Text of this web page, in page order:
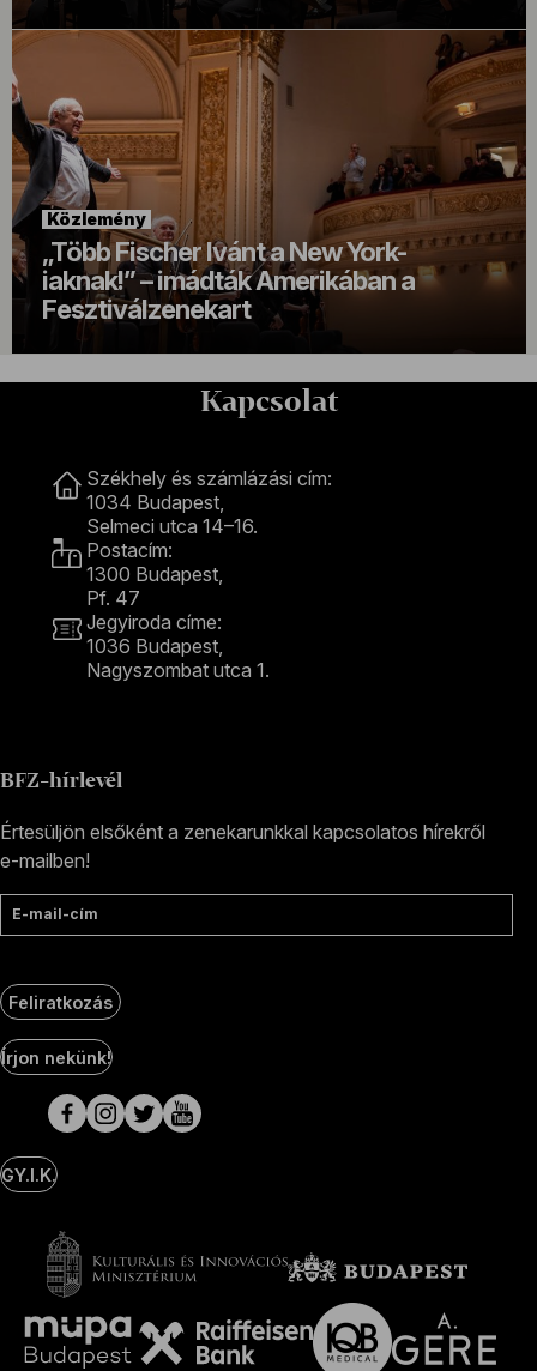
Közlemény
„Több Fischer Ivánt a New York-
iaknak!” – imádták Amerikában a
Fesztiválzenekart
Kapcsolat
Székhely és számlázási cím:
1034 Budapest,
Selmeci utca 14–16.
Postacím:
1300 Budapest,
Pf. 47
Jegyiroda címe:
1036 Budapest,
Nagyszombat utca 1.
BFZ-hírlevél
Értesüljön elsőként a zenekarunkkal kapcsolatos hírekről
e-mailben!
E-mail-cím
Feliratkozás
Social
Media
oldalak
Írjon nekünk!
GY.I.K.